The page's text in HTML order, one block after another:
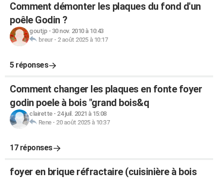
Comment démonter les plaques du fond d'un
poêle Godin ?
goutjp - 30 nov. 2010 à 10:43
breur- 2 août 2025 à 10:17
5 réponses
Comment changer les plaques en fonte foyer
godin poele à bois "grand bois&q
clairette- 24 juil. 2021 à 15:08
Rene- 20 août 2025 à 10:37
17 réponses
foyer en brique réfractaire (cuisinière à bois